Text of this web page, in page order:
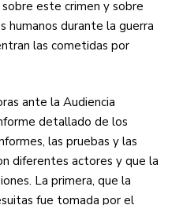
este crimen y sobre
humanos durante la guerra
las cometidas por
ante la Audiencia
detallado de los
las pruebas y las
diferentes actores y que la
La primera, que la
fue tomada por el